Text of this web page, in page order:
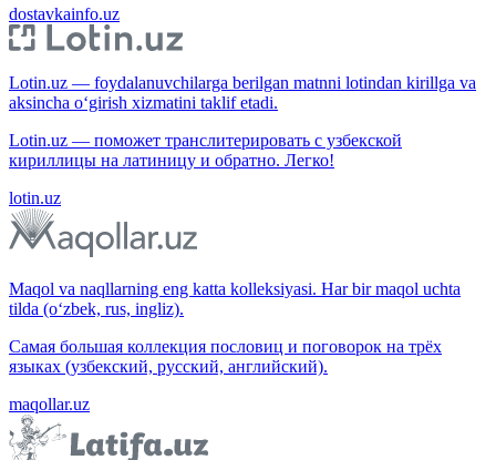
dostavkainfo.uz
Lotin.uz — foydalanuvchilarga berilgan matnni lotindan kirillga va
aksincha o‘girish xizmatini taklif etadi.
Lotin.uz — поможет транслитерировать с узбекской
кириллицы на латиницу и обратно. Легко!
lotin.uz
Maqol va naqllarning eng katta kolleksiyasi. Har bir maqol uchta
tilda (o‘zbek, rus, ingliz).
Самая большая коллекция пословиц и поговорок на трёх
языках (узбекский, русский, английский).
maqollar.uz